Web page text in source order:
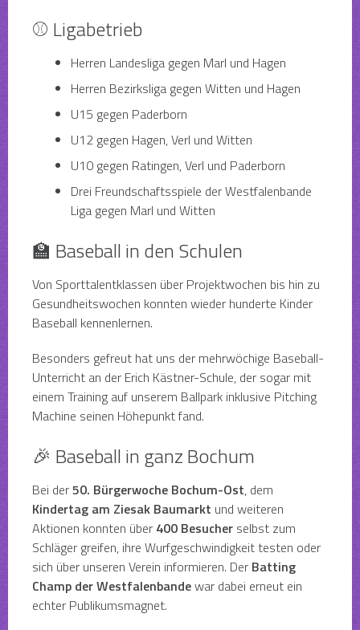
⚾ Ligabetrieb
Herren Landesliga gegen Marl und Hagen
Herren Bezirksliga gegen Witten und Hagen
U15 gegen Paderborn
U12 gegen Hagen, Verl und Witten
U10 gegen Ratingen, Verl und Paderborn
Drei Freundschaftsspiele der Westfalenbande
Liga gegen Marl und Witten
🏫 Baseball in den Schulen
Von Sporttalentklassen über Projektwochen bis hin zu
Gesundheitswochen konnten wieder hunderte Kinder
Baseball kennenlernen.
Besonders gefreut hat uns der mehrwöchige Baseball-
Unterricht an der Erich Kästner-Schule, der sogar mit
einem Training auf unserem Ballpark inklusive Pitching
Machine seinen Höhepunkt fand.
🎉 Baseball in ganz Bochum
Bei der50. Bürgerwoche Bochum-Ost, dem
Kindertag am Ziesak Baumarkt und weiteren
Aktionen konnten über 400 Besucher selbst zum
Schläger greifen, ihre Wurfgeschwindigkeit testen oder
sich über unseren Verein informieren. Der Batting
Champ der Westfalenbandewar dabei erneut ein
echter Publikumsmagnet.